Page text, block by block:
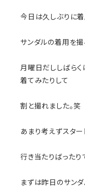
今日は久しぶりに
サンダルの着用を撮
月曜日だししばらく
着てみたりして
割と撮れました。笑
あまり考えずスター
行き当たりばった
まずは昨日のサンダ